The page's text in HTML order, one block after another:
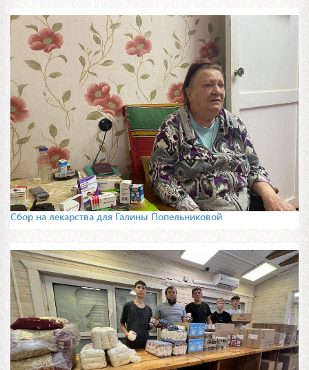
Сбор на лекарства для Галины Попельниковой